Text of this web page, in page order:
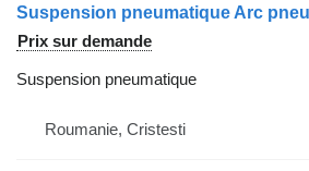
Prix sur demande
Suspension pneumatique
Roumanie, Cristesti